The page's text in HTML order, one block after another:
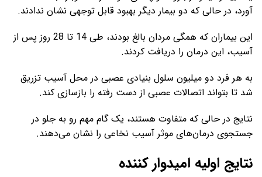
آورد، در حالی که دو بیمار دیگر بهبود قابل توجهی نشان ندادند.
این بیماران که همگی مردان بالغ بودند، طی 14 تا 28 روز پس از
آسیب، این درمان را دریافت کردند.
به هر فرد دو میلیون سلول بنیادی عصبی در محل آسیب تزریق
شد تا بتواند اتصالات عصبی از دست رفته را بازسازی کند.
نتایج در حالی که متفاوت هستند، یک گام مهم رو به جلو در
جستجوی درمان‌های موثر آسیب نخاعی را نشان می‌دهند.
نتایج اولیه امیدوار کننده